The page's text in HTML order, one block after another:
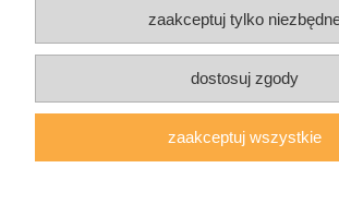
Informacje
O nas
Sklep internetowy Robson Parts | ul.
Złotniki |sklep@robsonparts.pl|534602057|
zaakceptuj tylko
dostosuj zgody
zaakceptuj wszystkie